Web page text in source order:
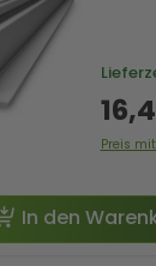
Preis
In den